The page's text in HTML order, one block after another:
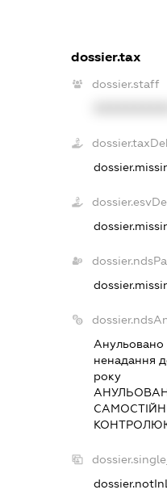
dossier.tax
dossier.staff
Анульовано
ненадання
року